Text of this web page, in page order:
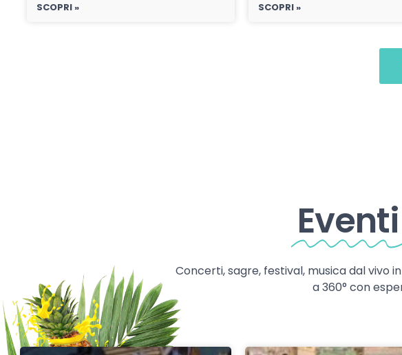
SCOPRI » SCOPRI »
Eventi
Concerti, sagre, festival, musica dal vivo
a 360° con